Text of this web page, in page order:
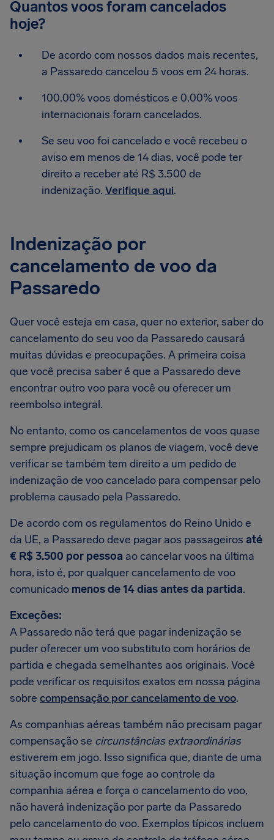
Quantos voos foram cancelados
hoje?
De acordo com nossos dados mais recentes,
a Passaredo cancelou 5 voos em 24 horas.
100.00% voos domésticos e 0.00% voos
internacionais foram cancelados.
Se seu voo foi cancelado e você recebeu o
aviso em menos de 14 dias, você pode ter
direito a receber até R$ 3.500 de
indenização. Verifique aqui.
Indenização por
cancelamento de voo da
Passaredo
Quer você esteja em casa, quer no exterior, saber do
cancelamento do seu voo da Passaredo causará
muitas dúvidas e preocupações. A primeira coisa
que você precisa saber é que a Passaredo deve
encontrar outro voo para você ou oferecer um
reembolso integral.
No entanto, como os cancelamentos de voos quase
sempre prejudicam os planos de viagem, você deve
verificar se também tem direito a um pedido de
indenização de voo cancelado para compensar pelo
problema causado pela Passaredo.
De acordo com os regulamentos do Reino Unido e
da UE, a Passaredo deve pagar aos passageiros até
€ R$ 3.500 por pessoa ao cancelar voos na última
hora, isto é, por qualquer cancelamento de voo
comunicado menos de 14 dias antes da partida.
Exceções:
A Passaredo não terá que pagar indenização se
puder oferecer um voo substituto com horários de
partida e chegada semelhantes aos originais. Você
pode verificar os requisitos exatos em nossa página
sobre compensação por cancelamento de voo.
As companhias aéreas também não precisam pagar
compensação se circunstâncias extraordinárias
estiverem em jogo. Isso significa que, diante de uma
situação incomum que foge ao controle da
companhia aérea e força o cancelamento do voo,
não haverá indenização por parte da Passaredo
pelo cancelamento do voo. Exemplos típicos incluem